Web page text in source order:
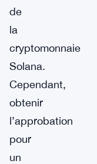
de
la
cryptomonnaie
Solana.
Cependant,
obtenir
l’approbation
pour
un